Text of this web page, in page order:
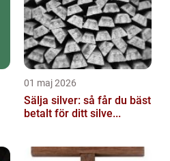
01 maj 2026
Sälja silver: så får du bäst
betalt för ditt silve...